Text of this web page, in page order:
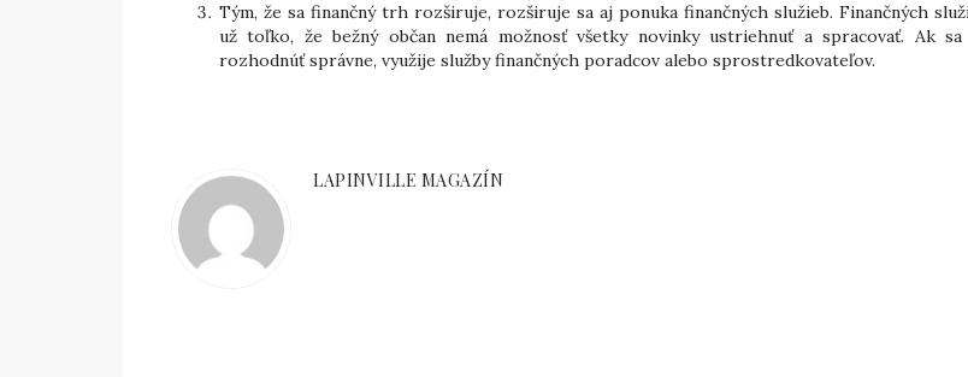
Tým, že sa finančný trh rozširuje, rozširuje sa aj ponuka finančných služieb. Finančných
už toľko, že bežný občan nemá možnosť všetky novinky ustriehnuť a spracovať. Ak sa
rozhodnúť správne, využije služby finančných poradcov alebo sprostredkovateľov.
LAPINVILLE MAGAZÍN